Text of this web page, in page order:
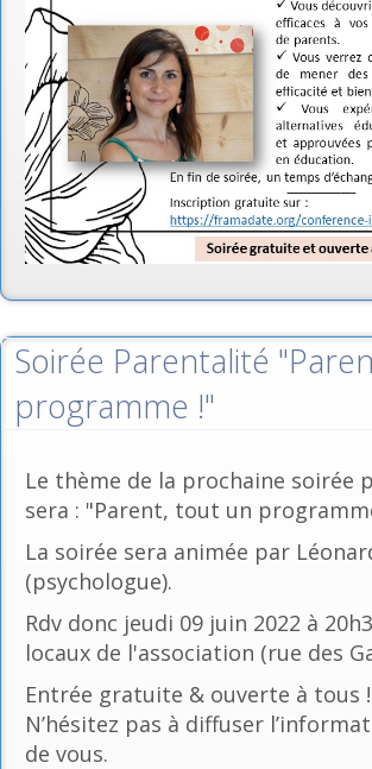
Soirée Parentalité
programme !"
Le thème de la prochaine soirée
sera : "Parent, tout un
La soirée sera animée par
(psychologue).
Rdv donc jeudi 09 juin 2022 à
locaux de l'association (rue des
Entrée gratuite & ouverte à tous !
N’hésitez pas à diffuser
de vous.